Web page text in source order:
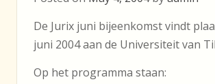
De Jurix juni bijeenkomst vindt
juni 2004 aan de Universiteit van
Op het programma staan: